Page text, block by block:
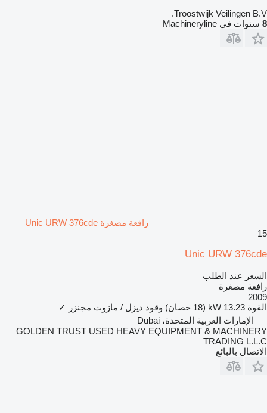
Troostwijk Veilingen B.V.
8 سنوات في Machineryline
رافعة مصغرة Unic URW 376cde
15
Unic URW 376cde
السعر عند الطلب
رافعة مصغرة
2009
القوة 13.23 kW (18 حصان) وقود ديزل / مازوت مجنزر
✓
الإمارات العربية المتحدة، Dubai
GOLDEN TRUST USED HEAVY EQUIPMENT & MACHINERY
TRADING L.L.C
الاتصال بالبائع